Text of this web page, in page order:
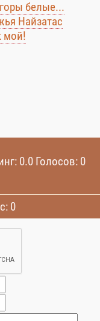
белые...
Найзатас
мой!
0.0 Голосов: 0
0